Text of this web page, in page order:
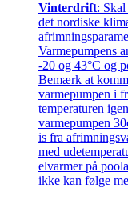
Vinterdrift:
det nordiske
Varmepumpens
-20 og 43°C og
Bemærk at
varmepumpen i
temperaturen
varmepumpen
is fra
med
elvarmer på
ikke kan følge